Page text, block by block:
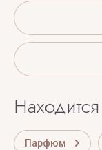
Парфюм